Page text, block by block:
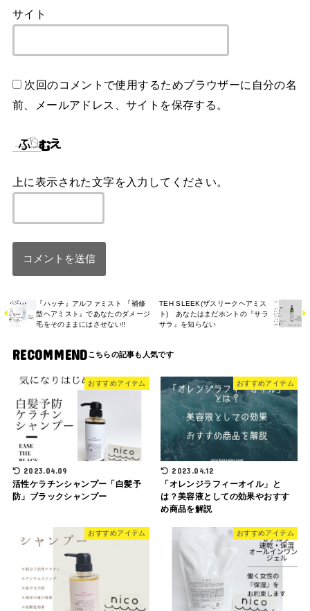
サイト
次回のコメントで使用するためブラウザーに自分の名
前、メールアドレス、サイトを保存する。
上に表示された文字を入力してください。
『ハッチ』アルファミスト 『補修
型ヘアミスト』であなたのダメージ
毛をそのままにはさせない‼︎
TEH SLEEK(ザスリークヘアミス
ト) あなたはまだホントの『サラ
サラ』を知らない
RECOMMEND
おすすめアイテム
2023.04.09
活性ケラチンシャンプー「白髪予
防」ブラックシャンプー
おすすめアイテム
2023.04.12
「オレンジラフィーオイル」と
は？美容液としての効果やおすす
め商品を解説
おすすめアイテム おすすめアイテム